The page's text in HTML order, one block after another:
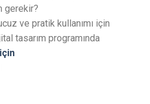
gerekir?
ve pratik kullanımı için
tasarım programında